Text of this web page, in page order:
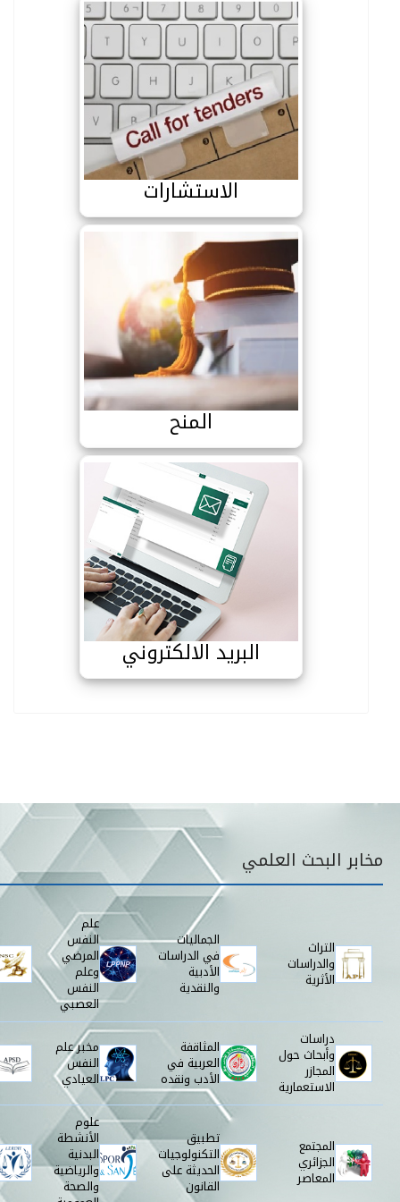
الاستشارات
الاستشارات
المنح
المنح
البريد الالكتروني
البريد الالكتروني
قائمة مخابر البحث
مخابر البحث العلمي
التراث
والدراسات
الأثرية
الجماليات
في الدراسات
الأدبية
والنقدية
علم
النفس
المرضي
وعلم
النفس
العصبي
دراسات
وأبحاث حول
المجازر
الاستعمارية
المثاقفة
العربية في
الأدب ونقده
مخبر علم
النفس
العيادي
المجتمع
الجزائري
المعاصر
تطبيق
التكنولوجيات
الحديثة على
القانون
علوم
الأنشطة
البدنية
والرياضية
والصحة